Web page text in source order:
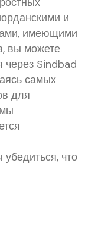
и
имеющими
вы можете
через Sindbad
самых
для
что